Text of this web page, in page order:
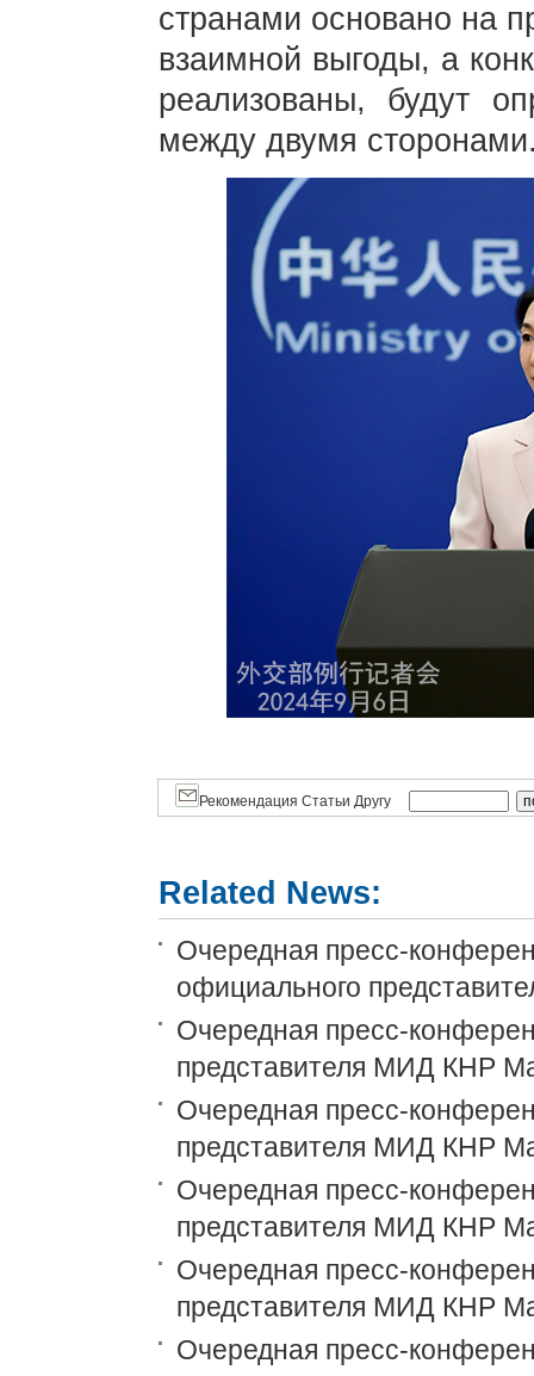
странами основано на
взаимной выгоды, а
реализованы, будут
между двумя
Рекомендация Статьи Другу
Related News:
Очередная пресс-
официального
Очередная пресс-
представителя МИД КНР
Очередная пресс-
представителя МИД КНР
Очередная пресс-
представителя МИД КНР
Очередная пресс-
представителя МИД КНР
Очередная пресс-